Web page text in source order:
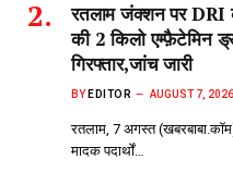
रतलाम जंक्शन पर DRI
की 2 किलो एम्फ़ैटेमिन
गिरफ्तार,जांच जारी
BY EDITOR AUGUST 7, 2026
रतलाम, 7 अगस्त
मादक पदार्थों…